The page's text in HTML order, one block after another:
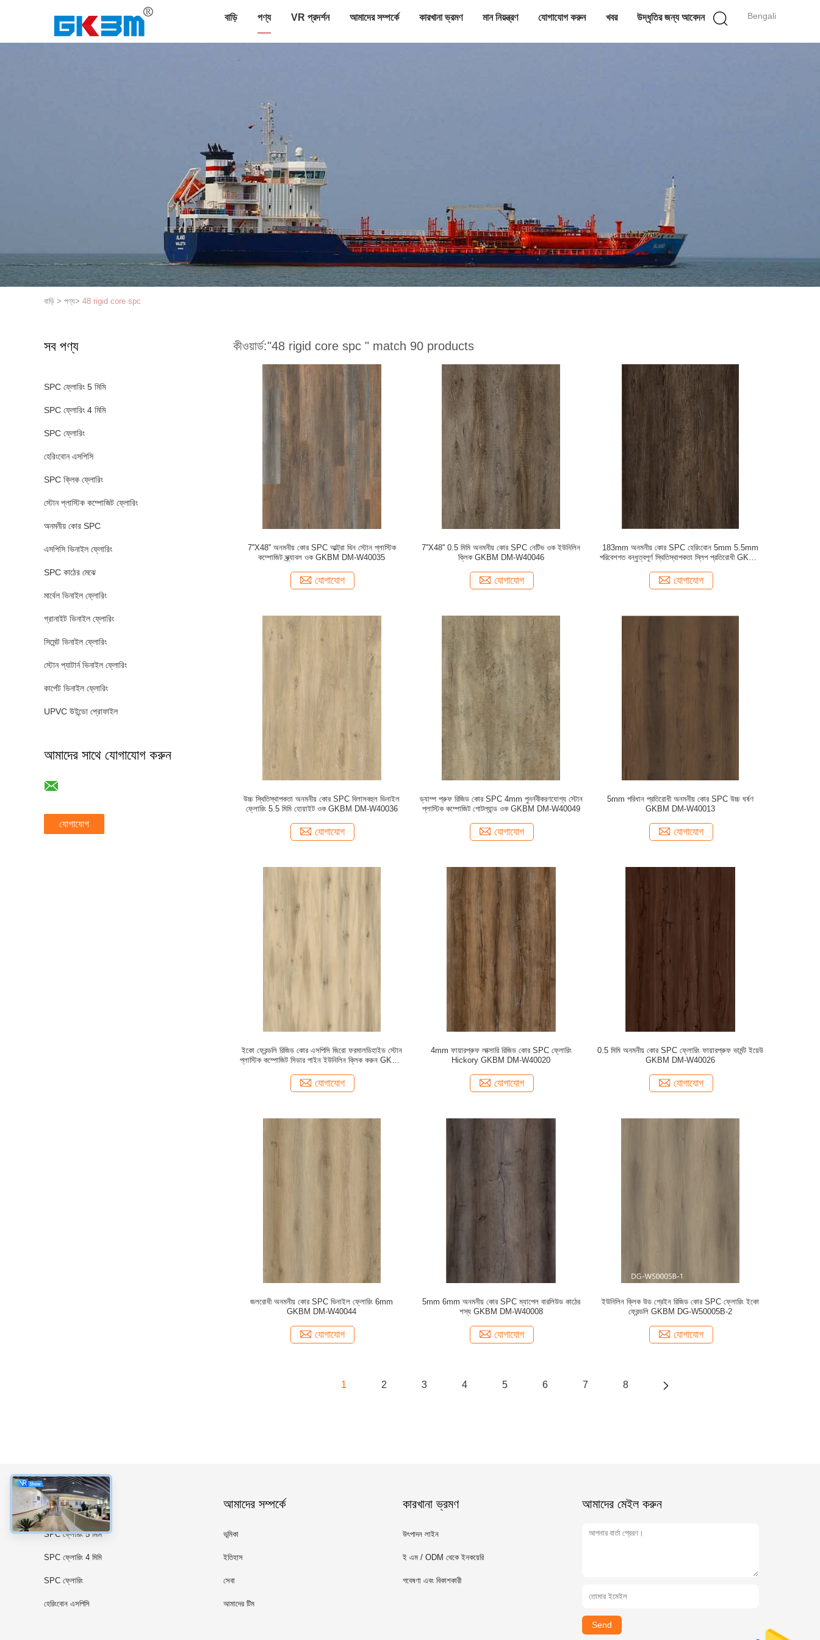
Bengali
বাড়ি পণ্য VR প্রদর্শন আমাদের সম্পর্কে কারখানা ভ্রমণ মান নিয়ন্ত্রণ যোগাযোগ করুন খবর উদ্ধৃতির জন্য আবেদন
বাড়ি > পণ্য> 48 rigid core spc
সব পণ্য
SPC ফ্লোরিং 5 মিমি
SPC ফ্লোরিং 4 মিমি
SPC ফ্লোরিং
হেরিংবোন এসপিসি
SPC ক্লিক ফ্লোরিং
স্টোন প্লাস্টিক কম্পোজিট ফ্লোরিং
অনমনীয় কোর SPC
এসপিসি ভিনাইল ফ্লোরিং
SPC কাঠের মেঝে
মার্বেল ভিনাইল ফ্লোরিং
গ্রানাইট ভিনাইল ফ্লোরিং
সিমেন্ট ভিনাইল ফ্লোরিং
স্টোন প্যাটার্ন ভিনাইল ফ্লোরিং
কার্পেট ভিনাইল ফ্লোরিং
UPVC উইন্ডো প্রোফাইল
আমাদের সাথে যোগাযোগ করুন
যোগাযোগ
কীওয়ার্ড:"48 rigid core spc " match 90 products
7''X48'' অনমনীয় কোর SPC আল্ট্রা থিন স্টোন প্লাস্টিক
কম্পোজিট স্ক্র্যাবল ওক GKBM DM-W40035
যোগাযোগ
7''X48'' 0.5 মিমি অনমনীয় কোর SPC নেটিভ ওক ইউনিলিন
ক্লিক GKBM DM-W40046
যোগাযোগ
183mm অনমনীয় কোর SPC হেরিংবোন 5mm 5.5mm
পরিবেশগত বন্ধুত্বপূর্ণ স্থিতিস্থাপকতা স্লিপ প্রতিরোধী GKBM
যোগাযোগ
উচ্চ স্থিতিস্থাপকতা অনমনীয় কোর SPC বিলাসবহুল ভিনাইল
ফ্লোরিং 5.5 মিমি হোয়াইট ওক GKBM DM-W40036
যোগাযোগ
ড্যাম্প প্রুফ রিজিড কোর SPC 4mm পুনর্নবীকরণযোগ্য স্টোন
প্লাস্টিক কম্পোজিট গোটল্যান্ড ওক GKBM DM-W40049
যোগাযোগ
5mm পরিধান প্রতিরোধী অনমনীয় কোর SPC উচ্চ ঘর্ষণ
GKBM DM-W40013
যোগাযোগ
ইকো ফ্রেন্ডলি রিজিড কোর এসপিসি জিরো ফরমালডিহাইড স্টোন
প্লাস্টিক কম্পোজিট সিডার পাইন ইউনিলিন ক্লিক করুন GKBM
যোগাযোগ
4mm ফায়ারপ্রুফ লাক্সারি রিজিড কোর SPC ফ্লোরিং
Hickory GKBM DM-W40020
যোগাযোগ
0.5 মিমি অনমনীয় কোর SPC ফ্লোরিং ফায়ারপ্রুফ ভার্মন্ট ইয়েউ
GKBM DM-W40026
যোগাযোগ
জলরোধী অনমনীয় কোর SPC ভিনাইল ফ্লোরিং 6mm
GKBM DM-W40044
যোগাযোগ
5mm 6mm অনমনীয় কোর SPC ম্যাপেল বারলিউড কাঠের
শস্য GKBM DM-W40008
যোগাযোগ
ইউনিলিন ক্লিক উড গ্রেইন রিজিড কোর SPC ফ্লোরিং ইকো
ফ্রেন্ডলি GKBM DG-W50005B-2
যোগাযোগ
1 2 3 4 5 6 7 8
ধরন
SPC ফ্লোরিং 5 মিমি
SPC ফ্লোরিং 4 মিমি
SPC ফ্লোরিং
হেরিংবোন এসপিসি
আমাদের সম্পর্কে
ভূমিকা
ইতিহাস
সেবা
আমাদের টিম
কারখানা ভ্রমণ
উৎপাদন লাইন
ই এম / ODM থেকে ইনকয়েরি
গবেষণা এবং বিকাশকারী
আমাদের মেইল ​​করুন
Send